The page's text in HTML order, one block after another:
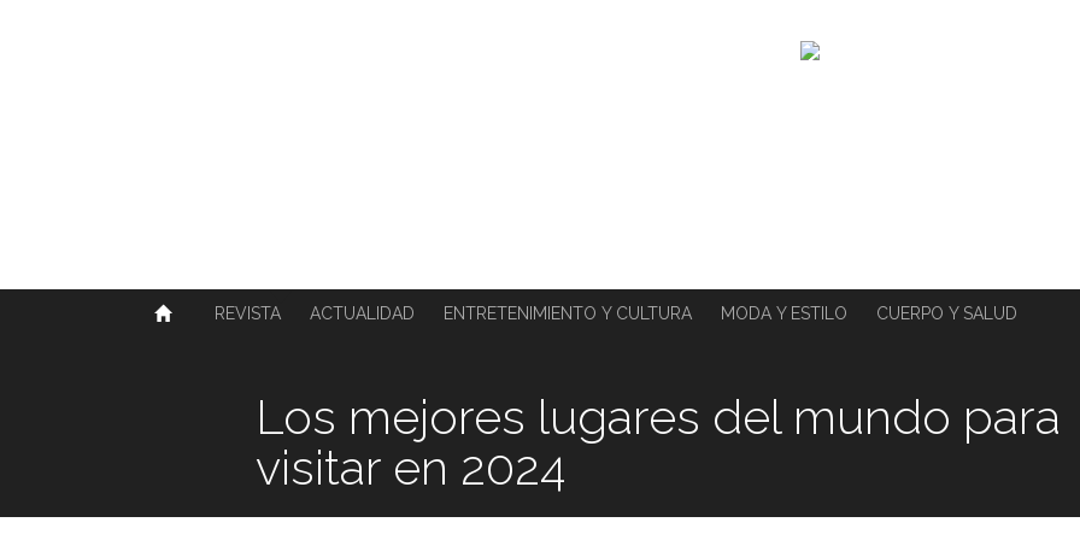
REVISTA ACTUALIDAD ENTRETENIMIENTO Y CULTURA MODA Y ESTILO CUERPO Y SALUD
Los mejores lugares del mundo para
visitar en 2024